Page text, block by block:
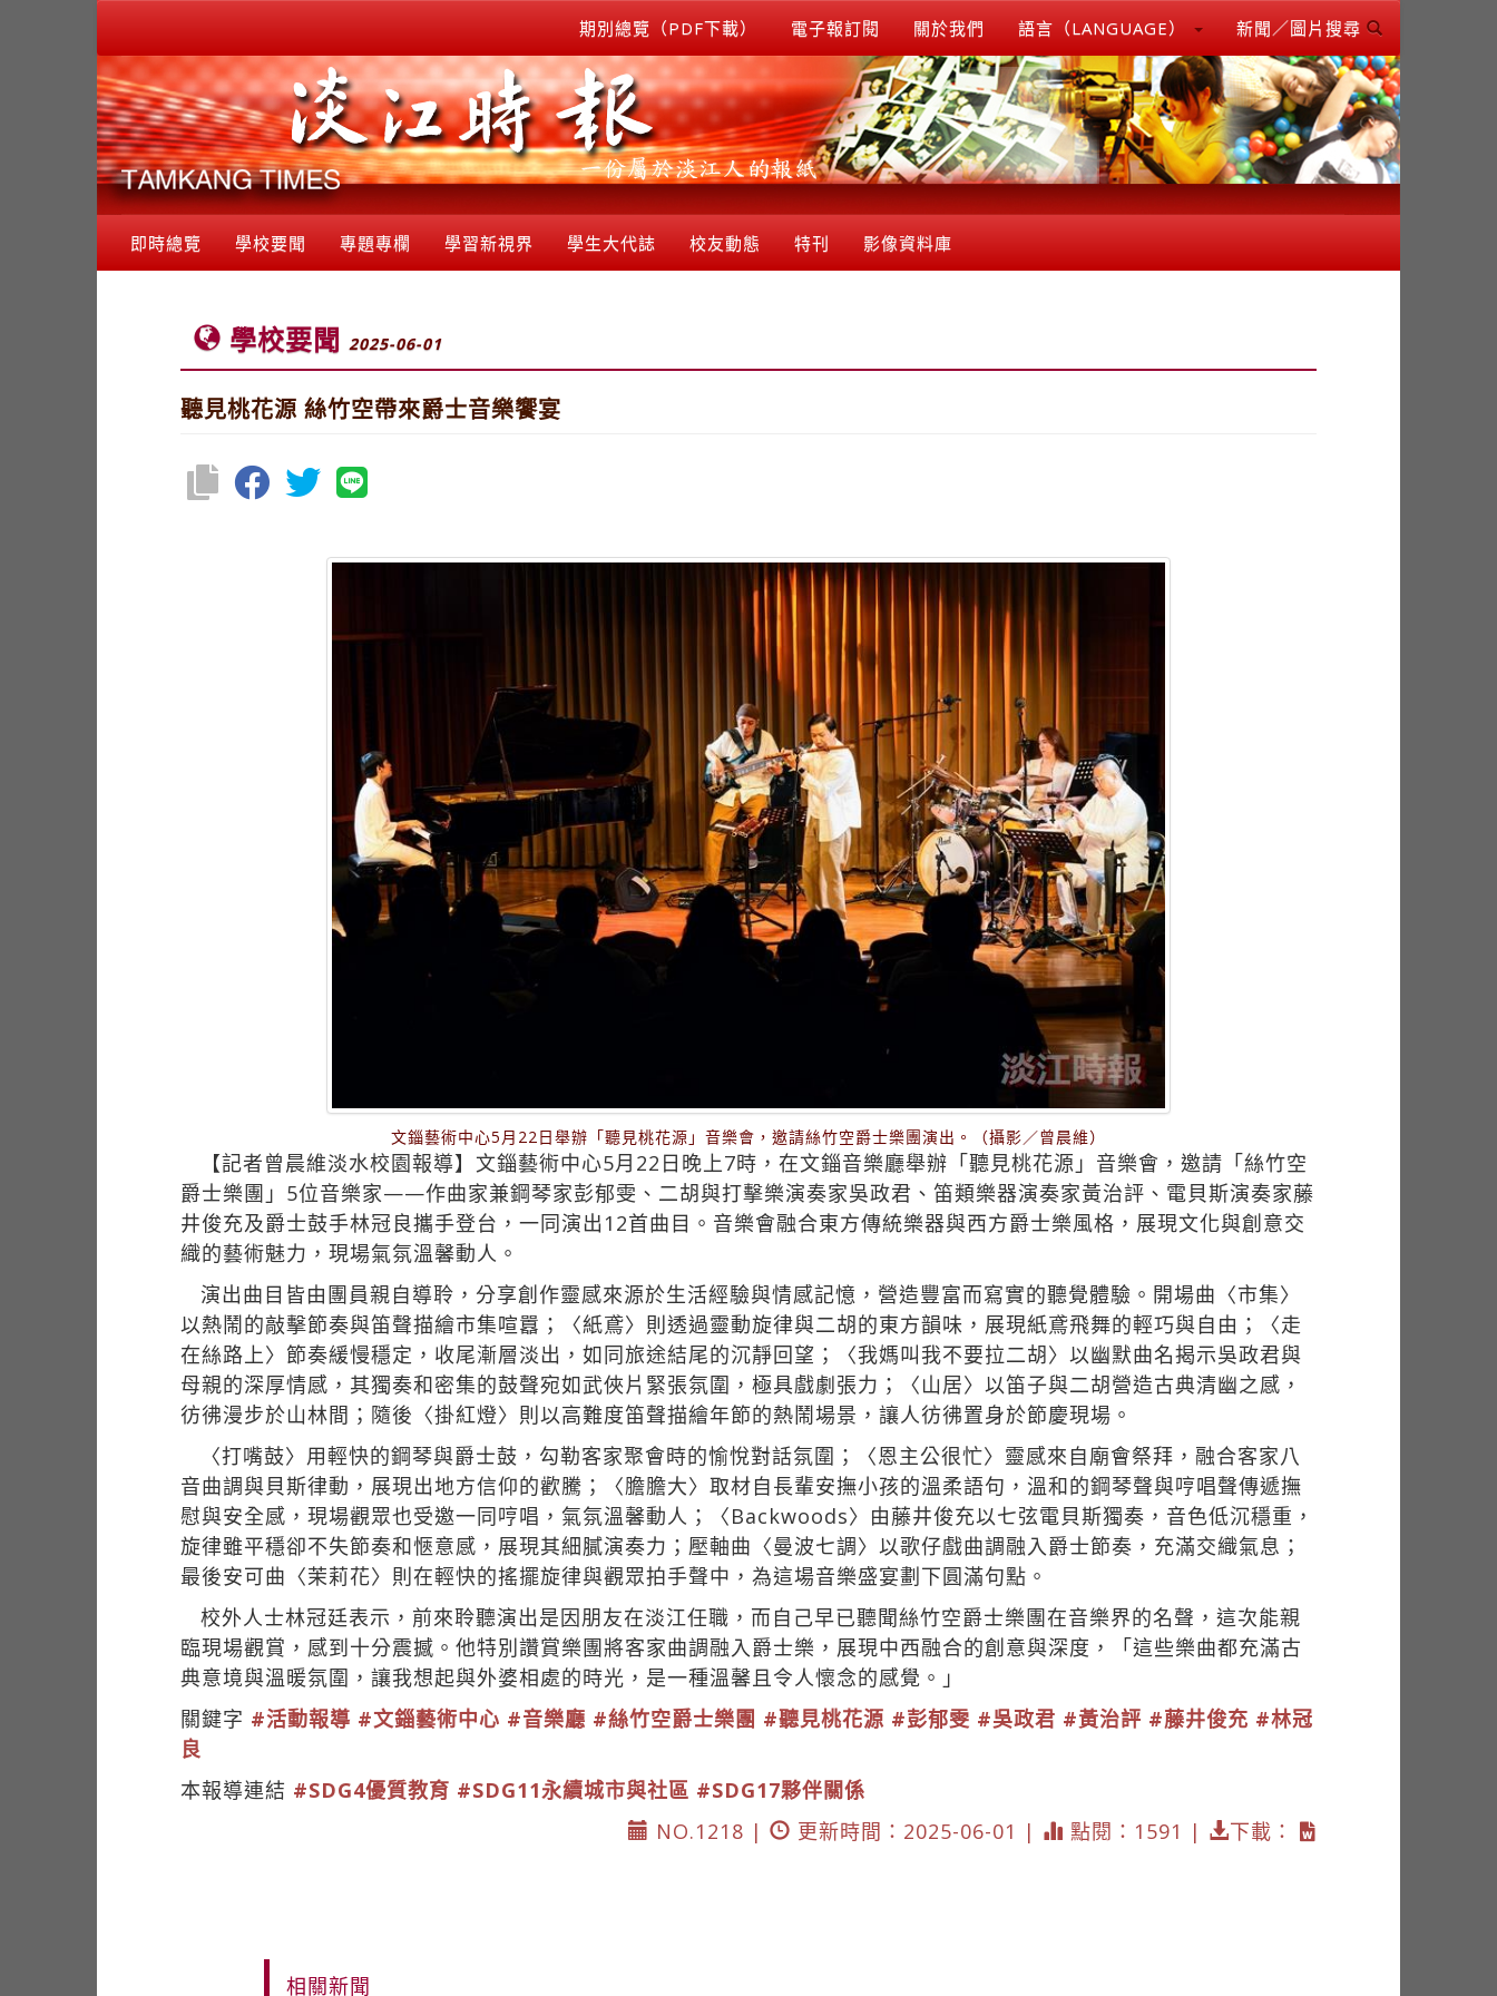
期別總覽（PDF下載） 電子報訂閱 關於我們 語言（LANGUAGE） 新聞／圖片搜尋
即時總覽 學校要聞 專題專欄 學習新視界 學生大代誌 校友動態 特刊 影像資料庫
學校要聞 2025-06-01
聽見桃花源 絲竹空帶來爵士音樂饗宴
文錙藝術中心5月22日舉辦「聽見桃花源」音樂會，邀請絲竹空爵士樂團演出。（攝影／曾晨維）
【記者曾晨維淡水校園報導】文錙藝術中心5月22日晚上7時，在文錙音樂廳舉辦「聽見桃花源」音樂會，邀請「絲竹空
爵士樂團」5位音樂家——作曲家兼鋼琴家彭郁雯、二胡與打擊樂演奏家吳政君、笛類樂器演奏家黃治評、電貝斯演奏家藤
井俊充及爵士鼓手林冠良攜手登台，一同演出12首曲目。音樂會融合東方傳統樂器與西方爵士樂風格，展現文化與創意交
織的藝術魅力，現場氣氛溫馨動人。
演出曲目皆由團員親自導聆，分享創作靈感來源於生活經驗與情感記憶，營造豐富而寫實的聽覺體驗。開場曲〈市集〉
以熱鬧的敲擊節奏與笛聲描繪市集喧囂；〈紙鳶〉則透過靈動旋律與二胡的東方韻味，展現紙鳶飛舞的輕巧與自由；〈走
在絲路上〉節奏緩慢穩定，收尾漸層淡出，如同旅途結尾的沉靜回望；〈我媽叫我不要拉二胡〉以幽默曲名揭示吳政君與
母親的深厚情感，其獨奏和密集的鼓聲宛如武俠片緊張氛圍，極具戲劇張力；〈山居〉以笛子與二胡營造古典清幽之感，
彷彿漫步於山林間；隨後〈掛紅燈〉則以高難度笛聲描繪年節的熱鬧場景，讓人彷彿置身於節慶現場。
〈打嘴鼓〉用輕快的鋼琴與爵士鼓，勾勒客家聚會時的愉悅對話氛圍；〈恩主公很忙〉靈感來自廟會祭拜，融合客家八
音曲調與貝斯律動，展現出地方信仰的歡騰；〈膽膽大〉取材自長輩安撫小孩的溫柔語句，溫和的鋼琴聲與哼唱聲傳遞撫
慰與安全感，現場觀眾也受邀一同哼唱，氣氛溫馨動人；〈Backwoods〉由藤井俊充以七弦電貝斯獨奏，音色低沉穩重，
旋律雖平穩卻不失節奏和愜意感，展現其細膩演奏力；壓軸曲〈曼波七調〉以歌仔戲曲調融入爵士節奏，充滿交織氣息；
最後安可曲〈茉莉花〉則在輕快的搖擺旋律與觀眾拍手聲中，為這場音樂盛宴劃下圓滿句點。
校外人士林冠廷表示，前來聆聽演出是因朋友在淡江任職，而自己早已聽聞絲竹空爵士樂團在音樂界的名聲，這次能親
臨現場觀賞，感到十分震撼。他特別讚賞樂團將客家曲調融入爵士樂，展現中西融合的創意與深度，「這些樂曲都充滿古
典意境與溫暖氛圍，讓我想起與外婆相處的時光，是一種溫馨且令人懷念的感覺。」
關鍵字 #活動報導 #文錙藝術中心 #音樂廳 #絲竹空爵士樂團 #聽見桃花源 #彭郁雯 #吳政君 #黃治評 #藤井俊充 #林冠
良
本報導連結 #SDG4優質教育 #SDG11永續城市與社區 #SDG17夥伴關係
NO.1218 |
更新時間：2025-06-01 | 點閱：1591 | 下載：
相關新聞